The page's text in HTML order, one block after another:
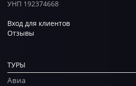
УНП 192374668
Вход для клиентов
Отзывы
ТУРЫ
Авиа